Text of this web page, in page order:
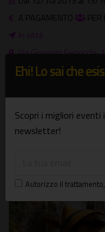
A PAGAMENTO
PER
In città
Via Giovanni Genocchi,
Ehi! Lo sai che
Scopri i migliori
newsletter!
Autorizzo il trattamento,